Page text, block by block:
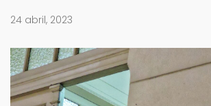
24 abril, 2023